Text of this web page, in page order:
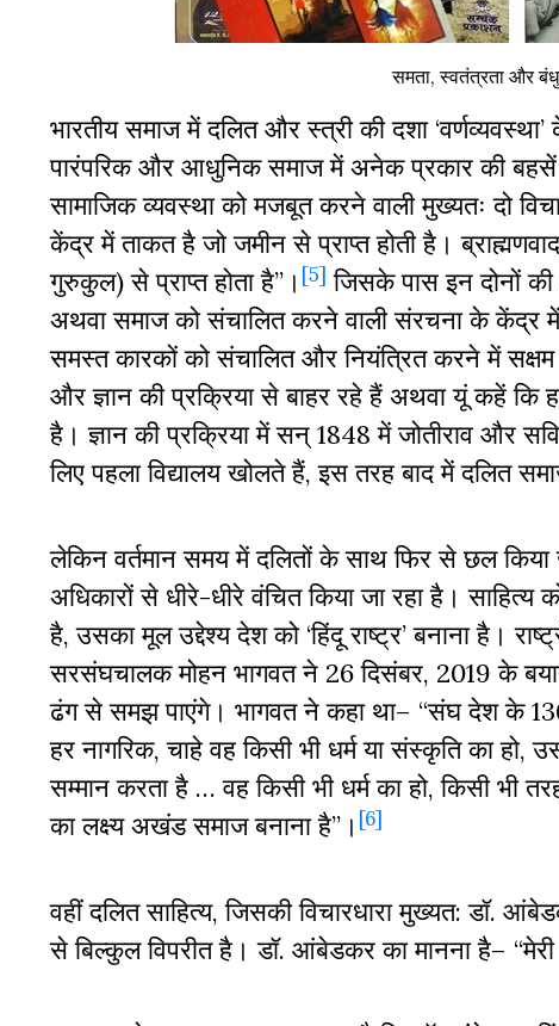
समता, स्वतंत्रता और
भारतीय समाज में दलित और स्त्री की दशा
पारंपरिक और आधुनिक समाज में अनेक प्रकार की बहसें
सामाजिक व्यवस्था को मजबूत करने वाली मुख्यतः दो
केंद्र में ताकत है जो जमीन से प्राप्त होती है।
गुरुकुल) से प्राप्त होता है”। [5] जिसके पास इन दोनों
अथवा समाज को संचालित करने वाली संरचना के केंद्र
समस्त कारकों को संचालित और नियंत्रित करने में
और ज्ञान की प्रक्रिया से बाहर रहे हैं अथवा यूं कहें कि
है। ज्ञान की प्रक्रिया में सन् 1848 में जोतीराव और
लिए पहला विद्यालय खोलते हैं, इस तरह बाद में दलित
लेकिन वर्तमान समय में दलितों के साथ फिर से छल किया
अधिकारों से धीरे-धीरे वंचित किया जा रहा है।
है, उसका मूल उद्देश्य देश को ‘हिंदू राष्ट्र’ बनाना है।
सरसंघचालक मोहन भागवत ने 26 दिसंबर, 2019 के
ढंग से समझ पाएंगे। भागवत ने कहा था– “संघ देश के
हर नागरिक, चाहे वह किसी भी धर्म या संस्कृति का
सम्मान करता है … वह किसी भी धर्म का हो, किसी भी
का लक्ष्य अखंड समाज बनाना है”। [6]
वहीं दलित साहित्य, जिसकी विचारधारा मुख्यत: डॉ.
से बिल्कुल विपरीत है। डॉ. आंबेडकर का मानना है–